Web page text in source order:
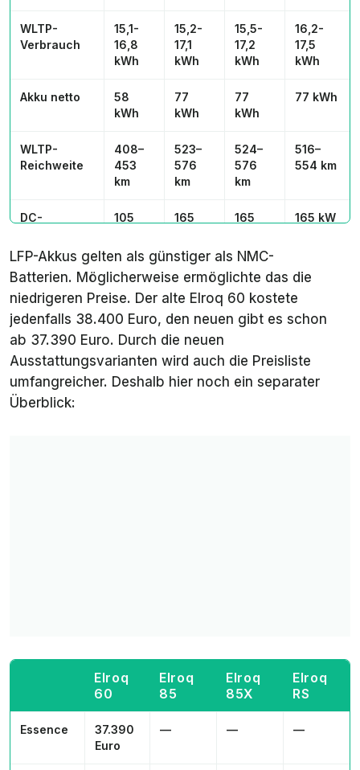
WLTP-
Verbrauch
15,1-
16,8
kWh
15,2-
17,1
kWh
15,5-
17,2
kWh
16,2-
17,5
kWh
Akku netto
58
kWh
77
kWh
77
kWh
77 kWh
WLTP-
Reichweite
408–
453
km
523–
576
km
524–
576
km
516–
554 km
DC-
105
165
165
165 kW
DC-
Ladedauer
10-80 %
26 min 29 min 29 min 29 min
Max.
Anhängelast
1.200
kg
1.800
kg
kg
kg
LFP-Akkus gelten als günstiger als NMC-
Batterien. Möglicherweise ermöglichte das die
niedrigeren Preise. Der alte Elroq 60 kostete
jedenfalls 38.400 Euro, den neuen gibt es schon
ab 37.390 Euro. Durch die neuen
Ausstattungsvarianten wird auch die Preisliste
umfangreicher. Deshalb hier noch ein separater
Überblick:
Elroq
60
Elroq
85
Elroq
85X
Elroq
RS
Essence
37.390
Euro
— — —